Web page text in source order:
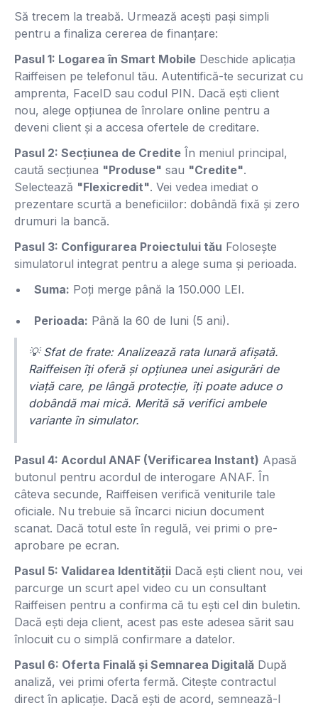
Să trecem la treabă. Urmează acești pași simpli
pentru a finaliza cererea de finanțare:
Pasul 1: Logarea în Smart Mobile Deschide aplicația
Raiffeisen pe telefonul tău. Autentifică-te securizat cu
amprenta, FaceID sau codul PIN. Dacă ești client
nou, alege opțiunea de înrolare online pentru a
deveni client și a accesa ofertele de creditare.
Pasul 2: Secțiunea de Credite În meniul principal,
caută secțiunea "Produse" sau "Credite".
Selectează "Flexicredit". Vei vedea imediat o
prezentare scurtă a beneficiilor: dobândă fixă și zero
drumuri la bancă.
Pasul 3: Configurarea Proiectului tău Folosește
simulatorul integrat pentru a alege suma și perioada.
Suma: Poți merge până la 150.000 LEI.
Perioada: Până la 60 de luni (5 ani).
💡Sfat de frate:Analizează rata lunară afișată.
Raiffeisen îți oferă și opțiunea unei asigurări de
viață care, pe lângă protecție, îți poate aduce o
dobândă mai mică. Merită să verifici ambele
variante în simulator.
Pasul 4: Acordul ANAF (Verificarea Instant) Apasă
butonul pentru acordul de interogare ANAF. În
câteva secunde, Raiffeisen verifică veniturile tale
oficiale. Nu trebuie să încarci niciun document
scanat. Dacă totul este în regulă, vei primi o pre-
aprobare pe ecran.
Pasul 5: Validarea Identității Dacă ești client nou, vei
parcurge un scurt apel video cu un consultant
Raiffeisen pentru a confirma că tu ești cel din buletin.
Dacă ești deja client, acest pas este adesea sărit sau
înlocuit cu o simplă confirmare a datelor.
Pasul 6: Oferta Finală și Semnarea Digitală După
analiză, vei primi oferta fermă. Citește contractul
direct în aplicație. Dacă ești de acord, semnează-l